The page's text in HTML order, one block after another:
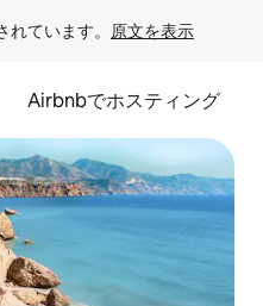
ています。 原文を表示
Airbnbでホスティング